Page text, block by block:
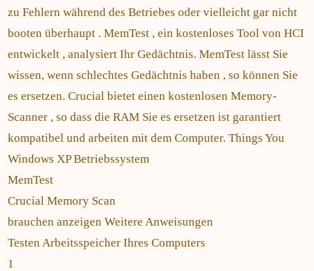
zu Fehlern während des Betriebes oder vielleicht gar nicht
booten überhaupt . MemTest , ein kostenloses Tool von HCI
entwickelt , analysiert Ihr Gedächtnis. MemTest lässt Sie
wissen, wenn schlechtes Gedächtnis haben , so können Sie
es ersetzen. Crucial bietet einen kostenlosen Memory-
Scanner , so dass die RAM Sie es ersetzen ist garantiert
kompatibel und arbeiten mit dem Computer. Things You
Windows XP Betriebssystem
MemTest
Crucial Memory Scan
brauchen anzeigen Weitere Anweisungen
Testen Arbeitsspeicher Ihres Computers
1